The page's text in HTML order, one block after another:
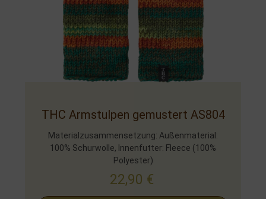
THC Armstulpen gemustert AS804
Materialzusammensetzung: Außenmaterial:
100% Schurwolle, Innenfutter: Fleece (100%
Polyester)
22,90 €